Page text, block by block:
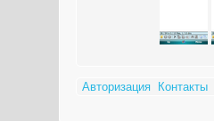
Авторизация Контакты